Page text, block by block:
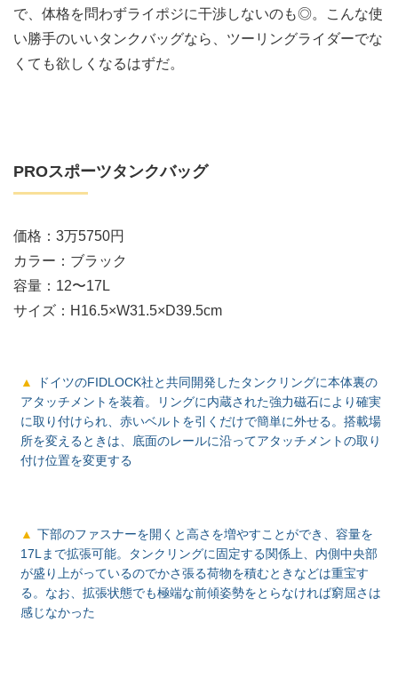
で、体格を問わずライポジに干渉しないのも◎。こんな使
い勝手のいいタンクバッグなら、ツーリングライダーでな
くても欲しくなるはずだ。
PROスポーツタンクバッグ
価格：3万5750円
カラー：ブラック
容量：12〜17L
サイズ：H16.5×W31.5×D39.5cm
ドイツのFIDLOCK社と共同開発したタンクリングに本体裏の
アタッチメントを装着。リングに内蔵された強力磁石により確実
に取り付けられ、赤いベルトを引くだけで簡単に外せる。搭載場
所を変えるときは、底面のレールに沿ってアタッチメントの取り
付け位置を変更する
下部のファスナーを開くと高さを増やすことができ、容量を
17Lまで拡張可能。タンクリングに固定する関係上、内側中央部
が盛り上がっているのでかさ張る荷物を積むときなどは重宝す
る。なお、拡張状態でも極端な前傾姿勢をとらなければ窮屈さは
感じなかった